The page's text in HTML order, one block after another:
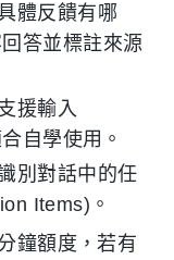
體反饋有哪
答並標註來源
援輸入
自學使用。
別對話中的任
Items)。
鐘額度，若有